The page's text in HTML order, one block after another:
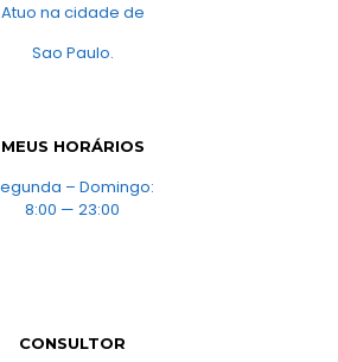
Atuo na cidade de
Sao Paulo.
MEUS HORÁRIOS
– Domingo:
8:00 — 23:00
CONSULTOR